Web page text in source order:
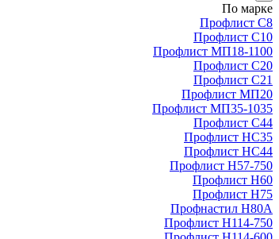
По марке
Профлист С8
Профлист С10
Профлист МП18-1100
Профлист С20
Профлист С21
Профлист МП20
Профлист МП35-1035
Профлист С44
Профлист НС35
Профлист НС44
Профлист Н57-750
Профлист Н60
Профлист Н75
Профнастил Н80А
Профлист Н114-750